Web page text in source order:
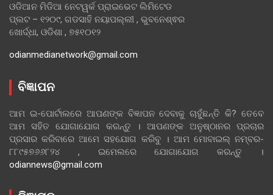
ଓଡିଆନ ମିଡିଆ ନେଟୱର୍କ ପ୍ରାଇଭେଟ ଲିମିଟେଡ
ପ୍ଲଟ – ୧୨୦୯, ଗଡସାହି ନୟାପଲ୍ଲୀ , ଭୁବନେଶ୍ଵର
ଖୋର୍ଦ୍ଧା, ଓଡିଶା , ୭୫୧୦୧୨
odianmedianetwork@gmail.com
ବିଜ୍ଞାପନ
ଆମ ଇ-ପୋର୍ଟାଲରେ ଆପଣଙ୍କ ବିଜ୍ଞାପନ ଦେବାକୁ ଚାହୁଁଛନ୍ତି କି? ତେବେ
ଆମ ସହିତ ଯୋଗାଯୋଗ କରନ୍ତୁ । ଆପଣଙ୍କ ଅନୁଷ୍ଠାନର ପ୍ରଚାର
ପ୍ରସାର କରିବାରେ ଆମେ ସହଯୋଗ କରିବୁ । ଆମ ମୋବାଇଲ୍ ନମ୍ବର-
୮୮୯୫୭୬୬୮୨୪ , ଇମେଲରେ ଯୋଗାଯୋଗ କରନ୍ତୁ ।
odiannews@gmail.com